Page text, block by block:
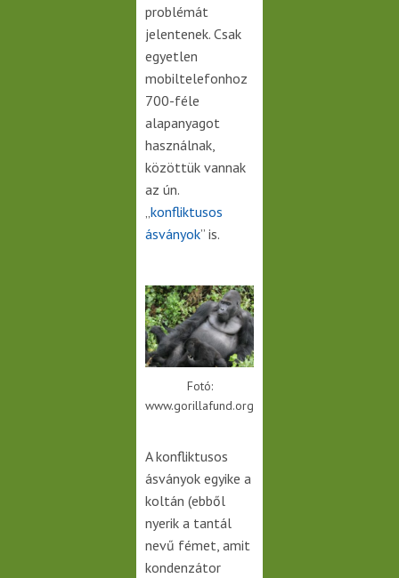
problémát
jelentenek. Csak
egyetlen
mobiltelefonhoz
700-féle
alapanyagot
használnak,
közöttük vannak
az ún.
„konfliktusos
ásványok” is.
Fotó:
www.gorillafund.org
A konfliktusos
ásványok egyike a
koltán (ebből
nyerik a tantál
nevű fémet, amit
kondenzátor